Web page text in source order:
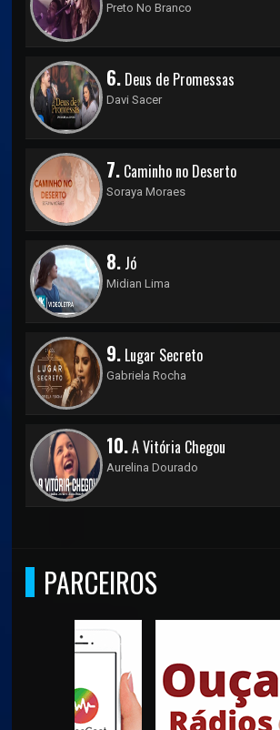
Preto No Branco
6. Deus de Promessas
Davi Sacer
7. Caminho no Deserto
Soraya Moraes
8. Jó
Midian Lima
9. Lugar Secreto
Gabriela Rocha
10.A Vitória Chegou
Aurelina Dourado
PARCEIROS